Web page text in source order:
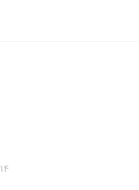
۱۴ آبان ۱۴۰۳ در ۱:۲۱ ق.ظ